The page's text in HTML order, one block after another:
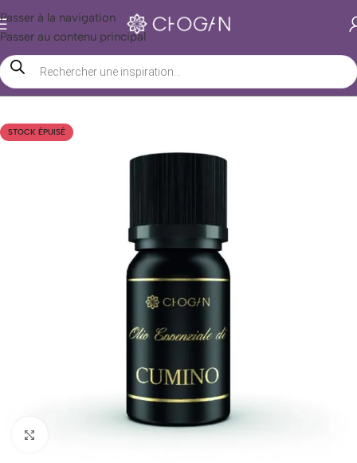
Passer à la navigation
Passer au contenu principal
Accueil/ Boutique Chogan/ Beauté/ Huiles/ Essentielles
STOCK ÉPUISÉ